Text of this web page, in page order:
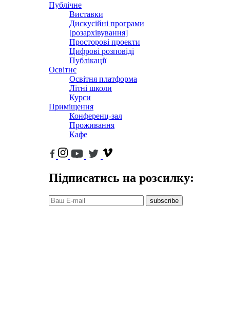
Публічне
Виставки
Дискусійні програми
[розархівування]
Просторові проекти
Цифрові розповіді
Публікації
Освітнє
Освітня платформа
Літні школи
Курси
Приміщення
Конференц-зал
Проживання
Кафе
Підписатись на розсилку:
subscribe